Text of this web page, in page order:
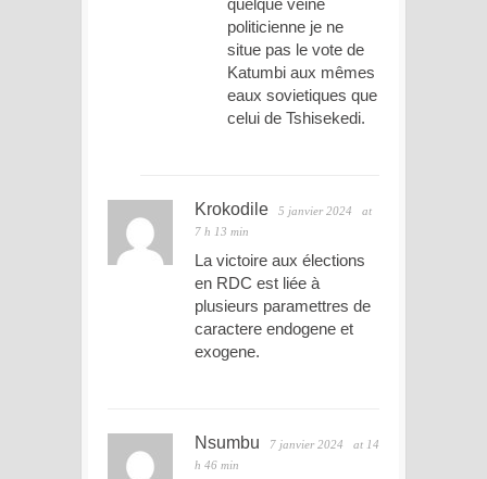
politicienne je ne
situe pas le vote de
Katumbi aux mêmes
eaux sovietiques que
celui de Tshisekedi.
Krokodile 5 janvier 2024
at
7 h 13 min
La victoire aux élections
en RDC est liée à
plusieurs paramettres de
caractere endogene et
exogene.
Nsumbu 7 janvier 2024
at 14
h 46 min